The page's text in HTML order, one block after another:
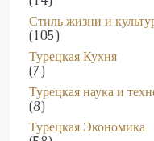
Стиль жизни и
(105)
Турецкая Кухня
(7)
Турецкая наука и
(8)
Турецкая Экономика
(58)